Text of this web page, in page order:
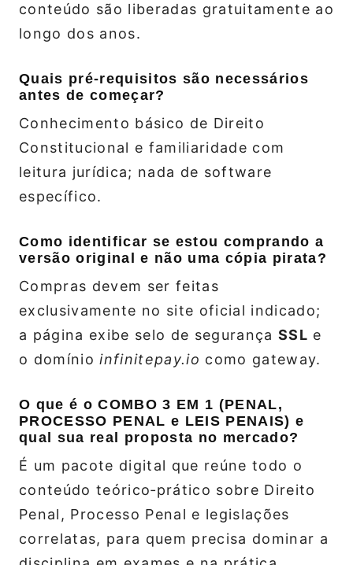
conteúdo são liberadas gratuitamente ao
longo dos anos.
Quais pré‑requisitos são necessários
antes de começar?
Conhecimento básico de Direito
Constitucional e familiaridade com
leitura jurídica; nada de software
específico.
Como identificar se estou comprando a
versão original e não uma cópia pirata?
Compras devem ser feitas
exclusivamente no site oficial indicado;
a página exibe selo de segurança SSL e
o domínioinfinitepay.io como gateway.
O que é o COMBO 3 EM 1 (PENAL,
PROCESSO PENAL e LEIS PENAIS) e
qual sua real proposta no mercado?
É um pacote digital que reúne todo o
conteúdo teórico‑prático sobre Direito
Penal, Processo Penal e legislações
correlatas, para quem precisa dominar a